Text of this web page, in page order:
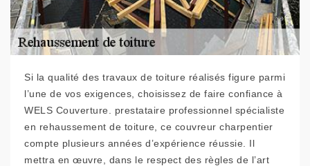
Si la qualité des travaux de toiture réalisés figure parmi
l’une de vos exigences, choisissez de faire confiance à
WELS Couverture. prestataire professionnel spécialiste
en rehaussement de toiture, ce couvreur charpentier
compte plusieurs années d’expérience réussie. Il
mettra en œuvre, dans le respect des règles de l’art